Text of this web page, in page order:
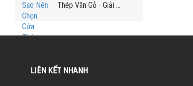
Thép Vân Gỗ - Giải ...
LIÊN KẾT NHANH